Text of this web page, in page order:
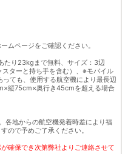
ムページをご確認ください。
たり23kgまで無料、サイズ：3辺
スターと持ち手を含む）、※モバイル
ても、使用する航空機により最長辺
縦75cm×奥行き45cmを超える場合
各地からの航空機発着時差により福
ので予めご了承ください。
確保でき次第弊社よりご連絡させて